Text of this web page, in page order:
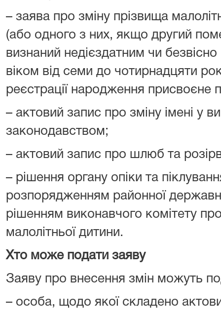
– заява про зміну прізвища
(або одного з них, якщо другий
визнаний недієздатним чи безвісно
віком від семи до чотирнадцяти
реєстрації народження присвоєне
– актовий запис про зміну імені у
законодавством;
– актовий запис про шлюб та
– рішення органу опіки та
розпорядженням районної
рішенням виконавчого комітету
малолітньої дитини.
Хто може подати заяву
Заяву про внесення змін можуть
– особа, щодо якої складено